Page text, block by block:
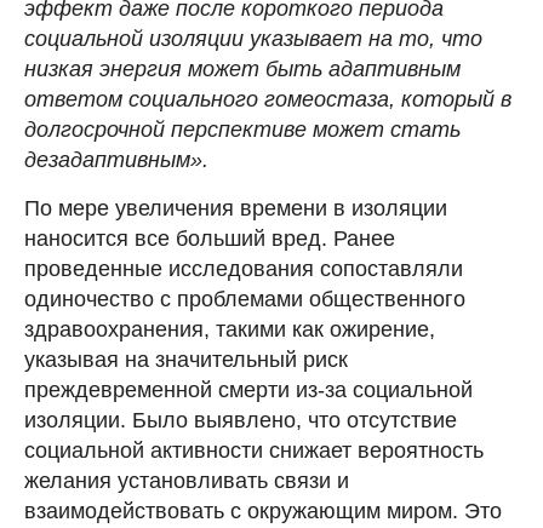
эффект даже после короткого периода
социальной изоляции указывает на то, что
низкая энергия может быть адаптивным
ответом социального гомеостаза, который в
долгосрочной перспективе может стать
дезадаптивным».
По мере увеличения времени в изоляции
наносится все больший вред. Ранее
проведенные исследования сопоставляли
одиночество с проблемами общественного
здравоохранения, такими как ожирение,
указывая на значительный риск
преждевременной смерти из-за социальной
изоляции. Было выявлено, что отсутствие
социальной активности снижает вероятность
желания установливать связи и
взаимодействовать с окружающим миром. Это